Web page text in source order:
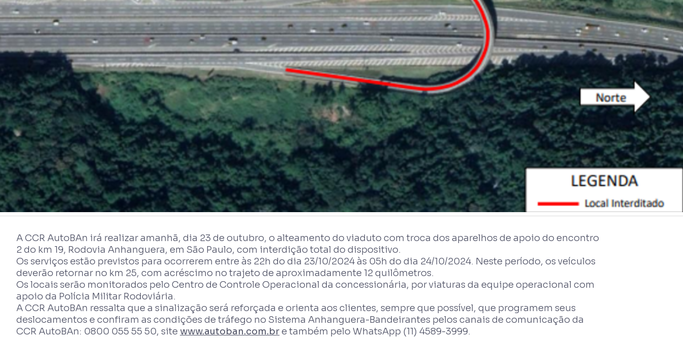
A CCR AutoBAn irá realizar amanhã, dia 23 de outubro, o alteamento do viaduto com troca dos aparelhos de apoio do encontro
2 do km 19, Rodovia Anhanguera, em São Paulo, com interdição total do dispositivo.
Os serviços estão previstos para ocorrerem entre às 22h do dia 23/10/2024 às 05h do dia 24/10/2024. Neste período, os veículos
deverão retornar no km 25, com acréscimo no trajeto de aproximadamente 12 quilômetros.
Os locais serão monitorados pelo Centro de Controle Operacional da concessionária, por viaturas da equipe operacional com
apoio da Polícia Militar Rodoviária.
A CCR AutoBAn ressalta que a sinalização será reforçada e orienta aos clientes, sempre que possível, que programem seus
deslocamentos e confiram as condições de tráfego no Sistema Anhanguera-Bandeirantes pelos canais de comunicação da
CCR AutoBAn: 0800 055 55 50, site www.autoban.com.bre também pelo WhatsApp (11) 4589-3999.